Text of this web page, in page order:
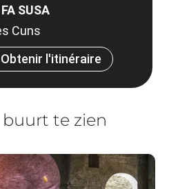
SUSA
Cuns
Obtenir l'itinéraire
te zien